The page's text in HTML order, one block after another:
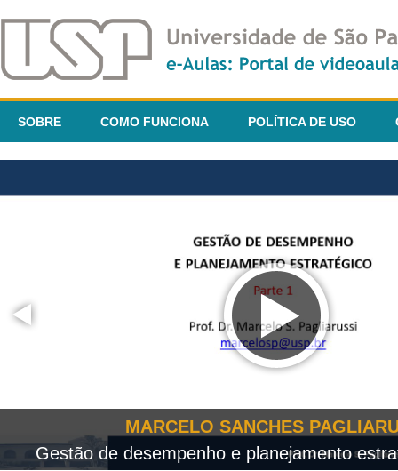
SOBRE COMO FUNCIONA POLÍTICA DE USO
MARCELO SANCHES
Gestão de desempenho e planejamento